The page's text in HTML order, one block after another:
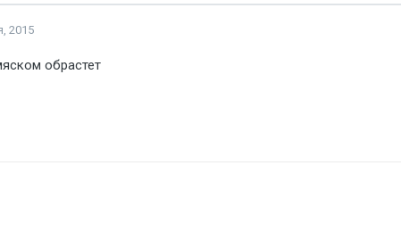
2015
обрастет